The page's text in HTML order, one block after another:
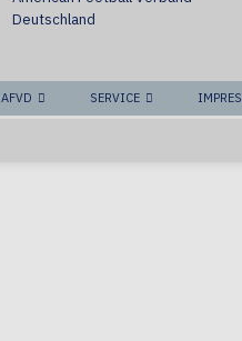
Deutschland
AFVD SERVICE